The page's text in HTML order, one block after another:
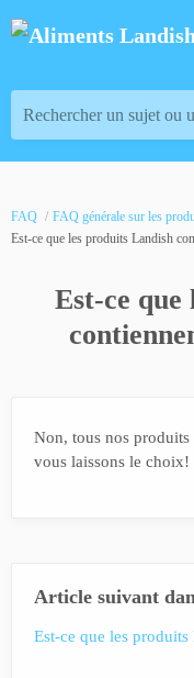
Rechercher un sujet ou
FAQ
FAQ générale sur les
Est-ce que les produits Landish
Est-ce
Non, tous nos produits
vous laissons le choix!
Article suivant
Est-ce que les